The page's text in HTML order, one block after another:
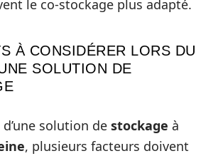
le co-stockage plus adapté.
À CONSIDÉRER LORS DU
SOLUTION DE
solution de stockage à
, plusieurs facteurs doivent